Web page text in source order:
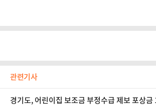
관련기사
경기도, 어린이집 보조금 부정수급 제보 포상